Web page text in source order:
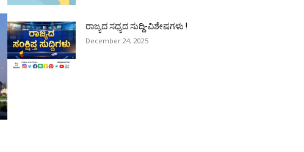
ರಾಜ್ಯದ ಸಧ್ಯದ ಸುದ್ದಿ-ವಿಶೇಷಗಳು !
December 24, 2025